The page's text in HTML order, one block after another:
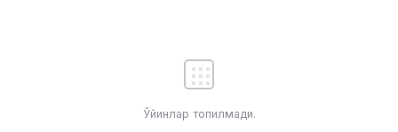
Ўйинлар топилмади.